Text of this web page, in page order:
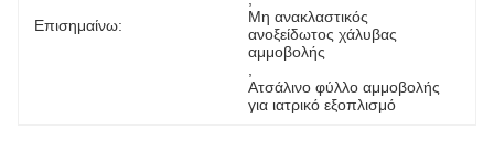
Επισημαίνω:
Μη ανακλαστικός
ανοξείδωτος χάλυβας
αμμοβολής
Ατσάλινο φύλλο αμμοβολής
για ιατρικό εξοπλισμό